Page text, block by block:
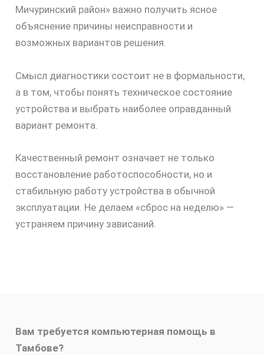
Мичуринский район» важно получить ясное
объяснение причины неисправности и
возможных вариантов решения.
Смысл диагностики состоит не в формальности,
а в том, чтобы понять техническое состояние
устройства и выбрать наиболее оправданный
вариант ремонта.
Качественный ремонт означает не только
восстановление работоспособности, но и
стабильную работу устройства в обычной
эксплуатации. Не делаем «сброс на неделю» —
устраняем причину зависаний.
Вам требуется компьютерная помощь в
Тамбове?